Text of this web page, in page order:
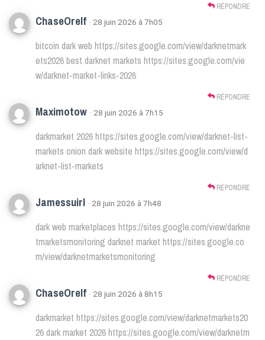
RÉPONDRE
ChaseOrelf · 28 juin 2026 à 7h05
bitcoin dark web https://sites.google.com/view/darknetmark
ets2026best darknet markets https://sites.google.com/vie
w/darknet-market-links-2026
RÉPONDRE
Maximotow · 28 juin 2026 à 7h15
darkmarket 2026https://sites.google.com/view/darknet-list-
markets onion dark website https://sites.google.com/view/d
arknet-list-markets
RÉPONDRE
Jamessuirl · 28 juin 2026 à 7h48
dark web marketplaces https://sites.google.com/view/darkne
tmarketsmonitoring darknet market https://sites.google.co
m/view/darknetmarketsmonitoring
RÉPONDRE
ChaseOrelf · 28 juin 2026 à 8h15
darkmarket https://sites.google.com/view/darknetmarkets20
26dark market 2026https://sites.google.com/view/darknetm